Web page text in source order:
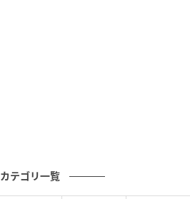
カテゴリ一覧